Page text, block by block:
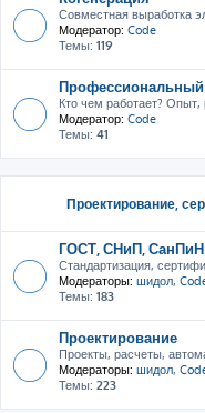
Совместная выработка
Модератор: Code
Темы: 119
Профессиональный
Кто чем работает?
Модератор: Code
Темы: 41
Проектирование,
ГОСТ, СНиП, СанПиН
Стандартизация,
Модераторы: шидол,
Темы: 183
Проектирование
Проекты, расчеты,
Модераторы: шидол,
Темы: 223